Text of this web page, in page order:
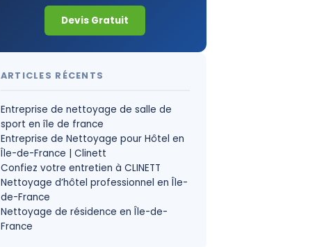
Devis Gratuit
ARTICLES RÉCENTS
Entreprise de nettoyage de salle de
sport en île de france
Entreprise de Nettoyage pour Hôtel en
Île-de-France | Clinett
Confiez votre entretien à CLINETT
Nettoyage d’hôtel professionnel en Île-
de-France
Nettoyage de résidence en Île-de-
France